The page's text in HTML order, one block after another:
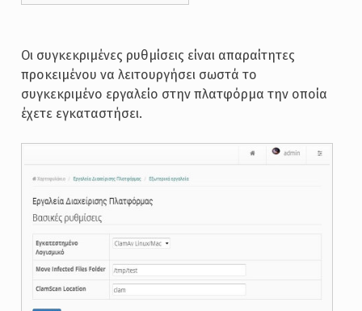
Οι συγκεκριμένες ρυθμίσεις είναι απαραίτητες
προκειμένου να λειτουργήσει σωστά το
συγκεκριμένο εργαλείο στην πλατφόρμα την οποία
έχετε εγκαταστήσει.